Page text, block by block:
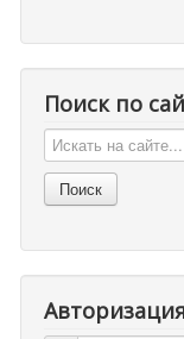
Поиск по